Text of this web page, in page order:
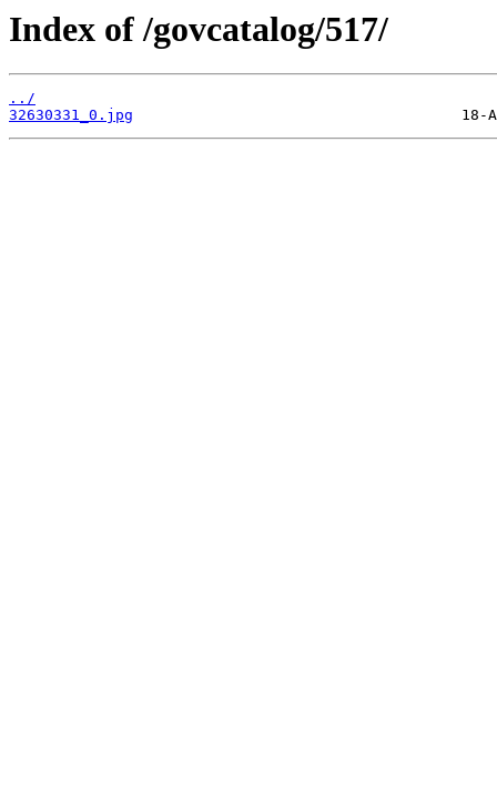
Index of /govcatalog/517/
../
32630331_0.jpg